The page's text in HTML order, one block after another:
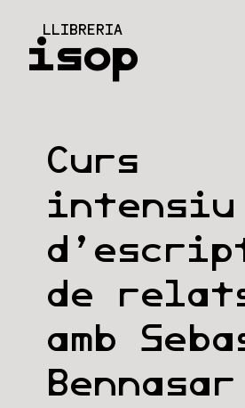
contingut
isop
LLIBRERIA
Curs
intensiu
de
amb
Bennasar